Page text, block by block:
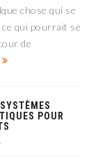
chose qui se
ce qui pourrait se
de
POUR